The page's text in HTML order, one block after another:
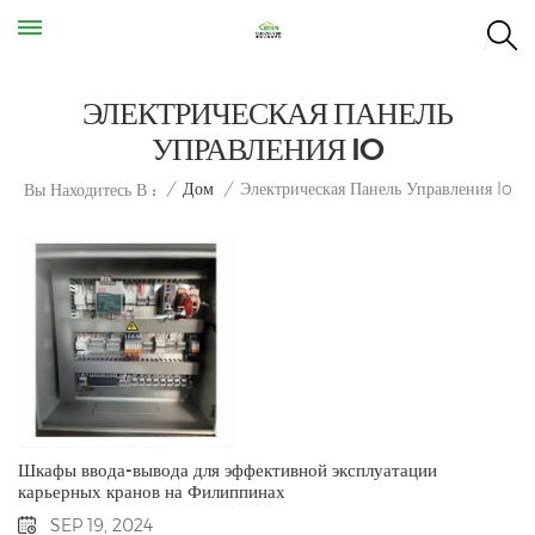
ЭЛЕКТРИЧЕСКАЯ ПАНЕЛЬ
УПРАВЛЕНИЯ IO
Вы Находитесь В : / Дом / Электрическая Панель Управления Io
Шкафы ввода-вывода для эффективной эксплуатации
карьерных кранов на Филиппинах
SEP 19, 2024